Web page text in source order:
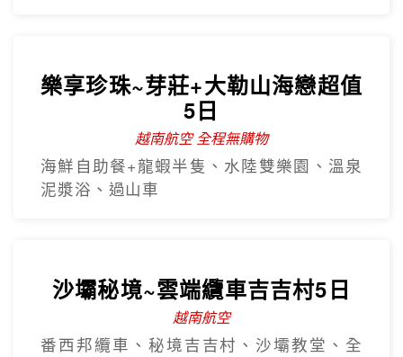
樂享珍珠~芽莊+大勒山海戀超值
5日
越南航空 全程無購物
海鮮自助餐+龍蝦半隻、水陸雙樂園、溫泉
泥漿浴、過山車
沙壩秘境~雲端纜車吉吉村5日
越南航空
番西邦纜車、秘境吉吉村、沙壩教堂、全